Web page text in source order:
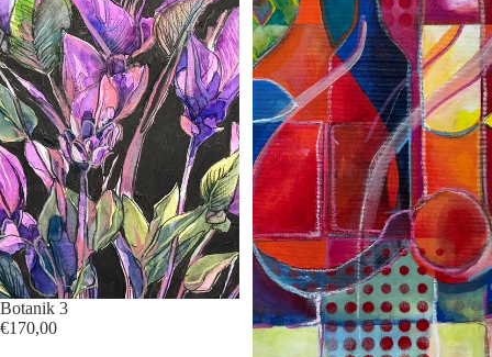
Botanik 3
€170,00